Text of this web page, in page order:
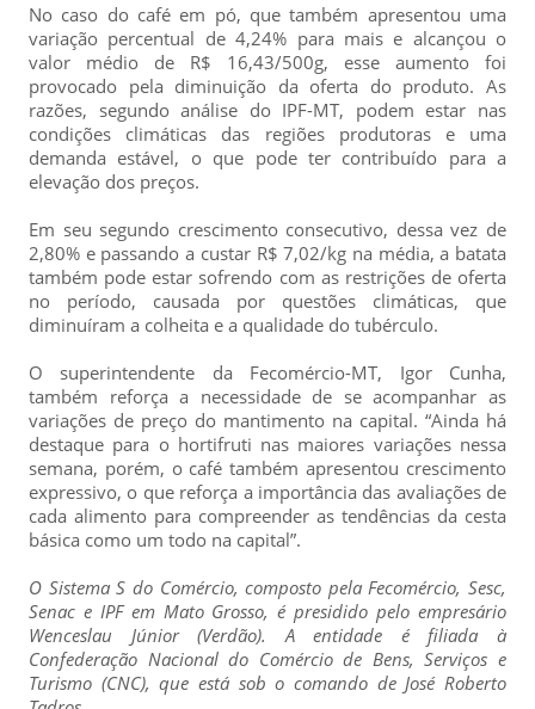
No caso do café em pó, que também apresentou uma
variação percentual de 4,24% para mais e alcançou o
valor médio de R$ 16,43/500g, esse aumento foi
provocado pela diminuição da oferta do produto. As
razões, segundo análise do IPF-MT, podem estar nas
condições climáticas das regiões produtoras e uma
demanda estável, o que pode ter contribuído para a
elevação dos preços.
Em seu segundo crescimento consecutivo, dessa vez de
2,80% e passando a custar R$ 7,02/kg na média, a batata
também pode estar sofrendo com as restrições de oferta
no período, causada por questões climáticas, que
diminuíram a colheita e a qualidade do tubérculo.
O superintendente da Fecomércio-MT, Igor Cunha,
também reforça a necessidade de se acompanhar as
variações de preço do mantimento na capital. “Ainda há
destaque para o hortifruti nas maiores variações nessa
semana, porém, o café também apresentou crescimento
expressivo, o que reforça a importância das avaliações de
cada alimento para compreender as tendências da cesta
básica como um todo na capital”.
O Sistema S do Comércio, composto pela Fecomércio, Sesc,
Senac e IPF em Mato Grosso, é presidido pelo empresário
Wenceslau Júnior (Verdão). A entidade é filiada à
Confederação Nacional do Comércio de Bens, Serviços e
Turismo (CNC), que está sob o comando de José Roberto